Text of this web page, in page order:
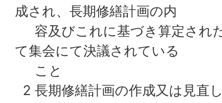
成され、長期修繕計画の内
容及びこれに基づき算定され
て集会にて決議されている
こと
2 長期修繕計画の作成又は見直